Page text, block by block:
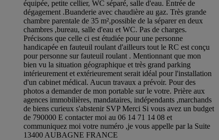
équipée, petite cellier, WC séparé, salle d'eau. Entrée de
dégagement .Buanderie avec chaudière au gaz. Très grande
chambre parentale de 35 m²,possible de la séparer en deux
chambres ,bureau, salle d'eau et WC. Pas de charges.
Précisons que celle ci est étudiée pour une personne
handicapée en fauteuil roulant d'ailleurs tout le RC est conçu
pour personne sur fauteuil roulant . Mentionnant que mon
bien vu la situation géographique et très grand parking
intérieurement et extérieurement serait idéal pour l'installation
d'un cabinet médical. Aucun travaux a prévoir. Pour des
photos a demander de mon portable sur le votre. Prière aux
agences immobilières, mandataires, indépendants ,marchands
de biens curieux s'abstenir SVP Merci Si vous avez un budget
de 790000 E contacter moi au 06 14 71 14 08 et
communiquez moi votre numéro ,je vous appelle par la Suite
13400 AUBAGNE FRANCE